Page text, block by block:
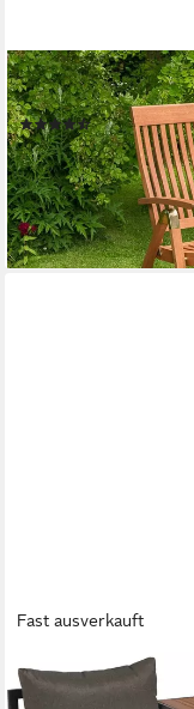
MERXX
Gartenlounge-Set
(10)
128,26 € UVP368,90 €
-65%
lieferbar - in 4-5
Fast ausverkauft
MERXX
Gartenlounge-Set